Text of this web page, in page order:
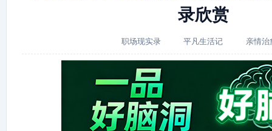
录欣赏
职场现实录 平凡生活记 亲情治